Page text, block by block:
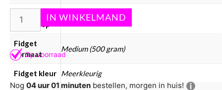
doelgroep
Kinderen
Fidget
formaat
Medium (500 gram)
Fidget kleur Meerkleurig
Nog04 uur 01 minutenbestellen, morgen in huis!